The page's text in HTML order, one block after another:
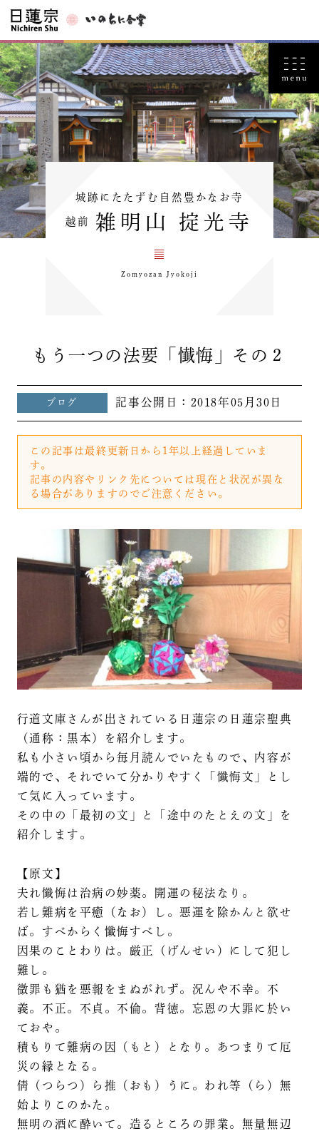
城跡にたたずむ自然豊かなお寺
越前 雑明山 掟光寺
Zomyozan Jyokoji
もう一つの法要「懴悔」その２
ブログ 記事公開日： 2018年05月30日
この記事は最終更新日から1年以上経過していま
す。
記事の内容やリンク先については現在と状況が異な
る場合がありますのでご注意ください。
行道文庫さんが出されている日蓮宗の日蓮宗聖典
（通称：黒本）を紹介します。
私も小さい頃から毎月読んでいたもので、内容が
端的で、それでいて分かりやすく「懺悔文」とし
て気に入っています。
その中の「最初の文」と「途中のたとえの文」を
紹介します。
【原文】
夫れ懺悔は治病の妙薬。開運の秘法なり。
若し難病を平癒（なお）し。悪運を除かんと欲せ
ば。すべからく懺悔すべし。
因果のことわりは。厳正（げんせい）にして犯し
難し。
微罪も猶を悪報をまぬがれず。況んや不幸。不
義。不正。不貞。不倫。背徳。忘恩の大罪に於い
ておや。
積もりて難病の因（もと）となり。あつまりて厄
災の縁となる。
倩（つらつ）ら推（おも）うに。われ等（ら）無
始よりこのかた。
無明の酒に酔いて。造るところの罪業。無量無辺